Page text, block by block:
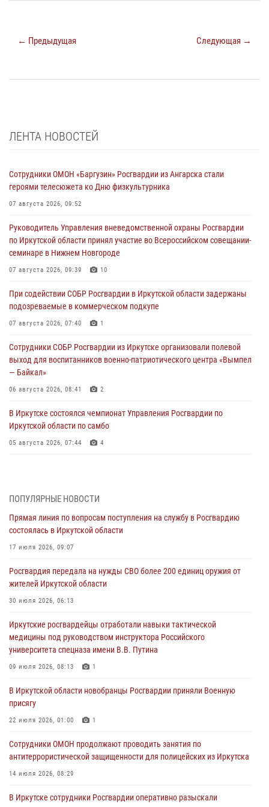
← Предыдущая Следующая →
ЛЕНТА НОВОСТЕЙ
Сотрудники ОМОН «Баргузин» Росгвардии из Ангарска стали
героями телесюжета ко Дню физкультурника
07 августа 2026, 09:52
Руководитель Управления вневедомственной охраны Росгвардии
по Иркутской области принял участие во Всероссийском совещании-
семинаре в Нижнем Новгороде
07 августа 2026, 09:39 10
При содействии СОБР Росгвардии в Иркутской области задержаны
подозреваемые в коммерческом подкупе
07 августа 2026, 07:40 1
Сотрудники СОБР Росгвардии из Иркутске организовали полевой
выход для воспитанников военно-патриотического центра «Вымпел
— Байкал»
06 августа 2026, 08:41 2
В Иркутске состоялся чемпионат Управления Росгвардии по
Иркутской области по самбо
05 августа 2026, 07:44 4
04 августа 2026, 07:14 3
Росгвардейцы потушили загоревшийся автомобиль в Иркутске
03 августа 2026, 04:55
Дню Воздушно-десантных войск в Иркутской области
03 августа 2026, 03:32
сердца к сердцу» (видео)
31 июля 2026, 04:37
Сотрудники Росгвардии нашли и вернули родственникам
30 июля 2026, 07:37
ПОПУЛЯРНЫЕ НОВОСТИ
Прямая линия по вопросам поступления на службу в Росгвардию
состоялась в Иркутской области
17 июля 2026, 09:07
Росгвардия передала на нужды СВО более 200 единиц оружия от
жителей Иркутской области
30 июля 2026, 06:13
Иркутские росгвардейцы отработали навыки тактической
медицины под руководством инструктора Российского
университета спецназа имени В.В. Путина
09 июля 2026, 08:13 1
В Иркутской области новобранцы Росгвардии приняли Военную
присягу
22 июля 2026, 01:00 1
Сотрудники ОМОН продолжают проводить занятия по
антитеррористической защищенности для полицейских из Иркутска
14 июля 2026, 08:29
В Иркутске сотрудники Росгвардии оперативно разыскали